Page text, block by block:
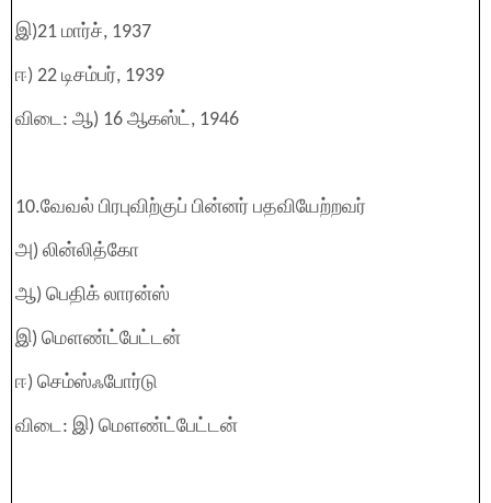
இ)21 மார்ச், 1937
ஈ) 22 டிசம்பர், 1939
விடை: ஆ) 16 ஆகஸ்ட், 1946
10.வேவல் பிரபுவிற்குப் பின்னர் பதவியேற்றவர்
அ) லின்லித்கோ
ஆ) பெதிக் லாரன்ஸ்
இ) மௌண்ட்பேட்டன்
ஈ) செம்ஸ்ஃபோர்டு
விடை: இ) மௌண்ட்பேட்டன்